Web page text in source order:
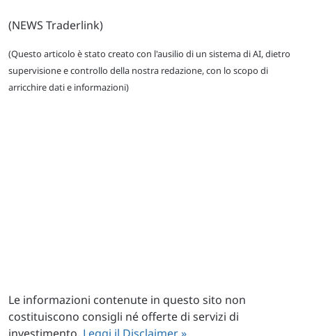
(NEWS Traderlink)
(Questo articolo è stato creato con l'ausilio di un sistema di AI, dietro
supervisione e controllo della nostra redazione, con lo scopo di
arricchire dati e informazioni)
Le informazioni contenute in questo sito non
costituiscono consigli né offerte di servizi di
investimento. Leggi il Disclaimer »